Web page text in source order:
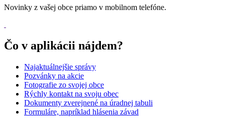
Novinky z vašej obce priamo v mobilnom telefóne.
Čo v aplikácii nájdem?
Najaktuálnejšie správy
Pozvánky na akcie
Fotografie zo svojej obce
Rýchly kontakt na svoju obec
Dokumenty zverejnené na úradnej tabuli
Formuláre, napríklad hlásenia závad